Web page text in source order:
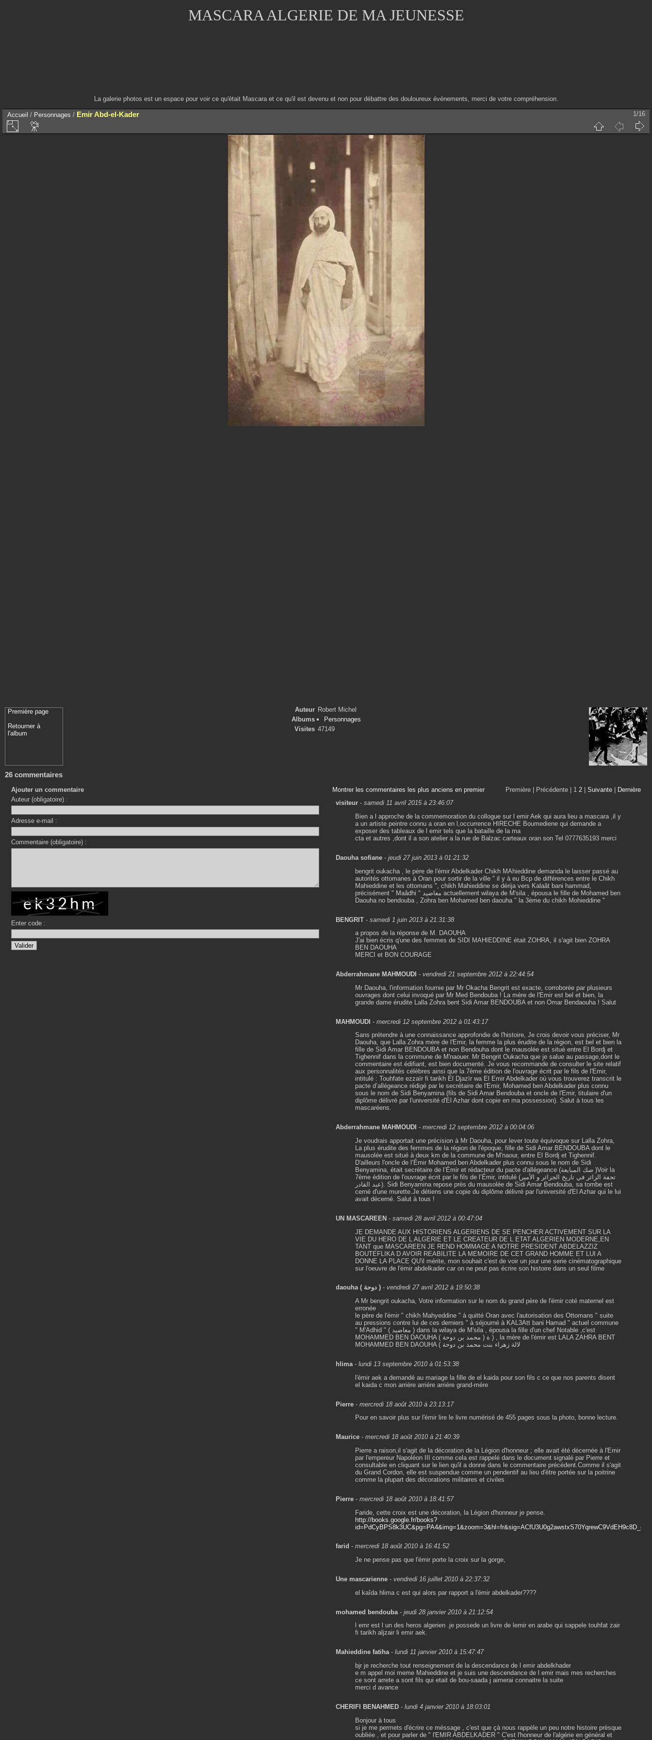
MASCARA ALGERIE DE MA JEUNESSE
La galerie photos est un espace pour voir ce qu'était Mascara et ce qu'il est devenu et non pour débattre des douloureux événements, merci de votre compréhension.
Accueil / Personnages / Emir Abd-el-Kader 1/16
Première page
Retourner à
l'album
Auteur Robert Michel
Albums
Personnages
Visites 47149
26 commentaires
Ajouter un commentaire
Auteur (obligatoire) :
Adresse e-mail :
Commentaire (obligatoire) :
Enter code :
Montrer les commentaires les plus anciens en premier Première | Précédente | 1 2 Suivante
Dernière
visiteur -samedi 11 avril 2015 à 23:46:07
Bien a l approche de la commemoration du collogue sur l emir Aek qui aura lieu a mascara ,il y
a un artiste peintre connu a oran en l,occurrence HIRECHE Boumediene qui demande a
exposer des tableaux de l emir tels que la bataille de la ma
cta et autres ,dont il a son atelier a la rue de Balzac carteaux oran son Tel 0777635193 merci
Daouha sofiane -jeudi 27 juin 2013 à 01:21:32
bengrit oukacha , le père de l'émir Abdelkader Chikh MAhieddine demanda le laisser passé au
autorités ottomanes à Oran pour sortir de la ville " il y à eu Bcp de différences entre le Chikh
Mahieddine et les ottomans ", chikh Mahieddine se dérija vers Kalaât bani hammad,
précisément " Maâdhi " معاضيد actuellement wilaya de M'sila , épousa le fille de Mohamed ben
Daouha no bendouba , Zohra ben Mohamed ben daouha " la 3ème du chikh Mohieddine "
BENGRIT -samedi 1 juin 2013 à 21:31:38
a propos de la réponse de M. DAOUHA
J'ai bien écris q'une des femmes de SIDI MAHIEDDINE était ZOHRA, il s'agit bien ZOHRA
BEN DAOUHA
MERCI et BON COURAGE
Abderrahmane MAHMOUDI -vendredi 21 septembre 2012 à 22:44:54
Mr Daouha, l'information fournie par Mr Okacha Bengrit est exacte, corroborée par plusieurs
ouvrages dont celui invoqué par Mr Med Bendouba ! La mère de l'Emir est bel et bien, la
grande dame érudite Lalla Zohra bent Sidi Amar BENDOUBA et non Omar Bendaouha ! Salut
MAHMOUDI -mercredi 12 septembre 2012 à 01:43:17
Sans prétendre à une connaissance approfondie de l'histoire, Je crois devoir vous préciser, Mr
Daouha, que Lalla Zohra mère de l'Emir, la femme la plus érudite de la région, est bel et bien la
fille de Sidi Amar BENDOUBA et non Bendouha dont le mausolée est situé entre El Bordj et
Tighennif dans la commune de M'naouer. Mr Bengrit Oukacha que je salue au passage,dont le
commentaire est édifiant, est bien documenté. Je vous recommande de consulter le site relatif
aux personnalités célèbres ainsi que la 7ème édition de l'ouvrage écrit par le fils de l'Emir,
intitulé : Touhfate ezzaïr fi tarikh El Djazïr wa El Emir Abdelkader où vous trouverez transcrit le
pacte d’allégeance rédigé par le secrétaire de l'Emir, Mohamed ben Abdelkader plus connu
sous le nom de Sidi Benyamina (fils de Sidi Amar Bendouba et oncle de l'Emir, titulaire d'un
diplôme délivré par l'université d'El Azhar dont copie en ma possession). Salut à tous les
mascaréens.
Abderrahmane MAHMOUDI -mercredi 12 septembre 2012 à 00:04:06
Je voudrais apportait une précision à Mr Daouha, pour lever toute équivoque sur Lalla Zohra,
La plus érudite des femmes de la région de l'époque, fille de Sidi Amar BENDOUBA dont le
mausolée est situé à deux km de la commune de M'naour, entre El Bordj et Tighennif.
D'ailleurs l'oncle de l’Émir Mohamed ben Abdelkader plus connu sous le nom de Sidi
Benyamina, était secrétaire de l’Émir et rédacteur du pacte d'allégeance (صك المبايعة )Voir la
7ème édition de l'ouvrage écrit par le fils de l’Émir, intitulé (تحفة الزائر في تاريخ الجزائر و الأمير
عبد القادر). Sidi Benyamina repose près du mausolée de Sidi Amar Bendouba, sa tombe est
cerné d'une murette.Je détiens une copie du diplôme délivré par l'université d'El Azhar qui le lui
avait décerné. Salut à tous !
UN MASCAREEN -samedi 28 avril 2012 à 00:47:04
JE DEMANDE AUX HISTORIENS ALGERIENS DE SE PENCHER ACTIVEMENT SUR LA
VIE DU HERO DE L ALGERIE ET LE CREATEUR DE L ETAT ALGERIEN MODERNE,EN
TANT que MASCAREEN JE REND HOMMAGE A NOTRE PRESIDENT ABDELAZZIZ
BOUTEFLIKA D AVOIR REABILITE LA MEMOIRE DE CET GRAND HOMME ET LUI A
DONNE LA PLACE QU'il mérite, mon souhait c'est de voir un jour une serie cinématographique
sur l'oeuvre de l'émir abdelkader car on ne peut pas écrire son histoire dans un seul filme
daouha ( دوحة ) -vendredi 27 avril 2012 à 19:50:38
A Mr bengrit oukacha, Votre information sur le nom du grand père de l'émir coté maternel est
erronée
le père de l'émir " chikh Mahyeddine " à quitté Oran avec l'autorisation des Ottomans " suite
au pressions contre lui de ces derniers " à séjourné à KAL3Att bani Hamad " actuel commune
" M'Adhid " ( معاضيد ) dans la wilaya de M'sila , épousa la fille d'un chef Notable ,c'est
MOHAMMED BEN DAOUHA ( محمد بن دوحة ) ة ) , la mère de l'émir est LALA ZAHRA BENT
MOHAMMED BEN DAOUHA ( لالة زهراء بنت محمد بن دوحة
hlima-lundi 13 septembre 2010 à 01:53:38
l'émir aek a demandé au mariage la fille de el kaida pour son fils c ce que nos parents disent
el kaida c mon arriére arriére arriére grand-mére
Pierre -mercredi 18 août 2010 à 23:13:17
Pour en savoir plus sur l'émir lire le livre numérisé de 455 pages sous la photo, bonne lecture.
Maurice -mercredi 18 août 2010 à 21:40:39
Pierre a raison,il s'agit de la décoration de la Légion d'honneur ; elle avait été décernée à l'Emir
par l'empereur Napoléon III comme cela est rappelé dans le document signalé par Pierre et
consultable en cliquant sur le lien qu'il a donné dans le commentaire précédent.Comme il s'agit
du Grand Cordon, elle est suspendue comme un pendentif au lieu d'être portée sur la poitrine
comme la plupart des décorations militaires et civiles
Pierre -mercredi 18 août 2010 à 18:41:57
Faride, cette croix est une décoration, la Légion d'honneur je pense.
http://books.google.fr/books?
farid -mercredi 18 août 2010 à 16:41:52
Je ne pense pas que l'émir porte la croix sur la gorge,
Une mascarienne -vendredi 16 juillet 2010 à 22:37:32
el kaîda hlima c est qui alors par rapport a l'émir abdelkader????
mohamed bendouba -jeudi 28 janvier 2010 à 21:12:54
l emr est l un des heros algerien .je possede un livre de lemir en arabe qui sappele touhfat zair
fi tarikh aljzair li emir aek.
Mahieddine fatiha-lundi 11 janvier 2010 à 15:47:47
bjr je recherche tout renseignement de la descendance de l emir abdelkhader
e m appel moi meme Mahieddine et je suis une descendance de l emir mais mes recherches
ce sont arrete a sont fils qui etait de bou-saada j aimerai connaitre la suite
merci d avance
CHERIFI BENAHMED -lundi 4 janvier 2010 à 18:03:01
Bonjour à tous
si je me permets d'écrire ce méssage , c'est que çà nous rappèle un peu notre histoire prèsque
oubliée , et pour parler de " l'EMIR ABDELKADER " C'est l'honneur de l'algérie en général et